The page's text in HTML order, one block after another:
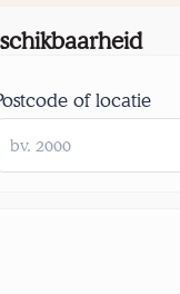
of locatie